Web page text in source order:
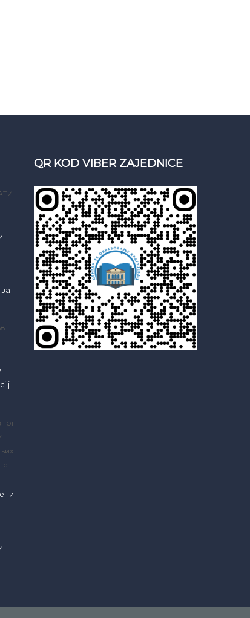
QR KOD VIBER ZAJEDNICE